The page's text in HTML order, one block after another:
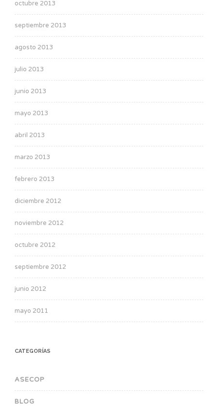
octubre 2013
septiembre 2013
agosto 2013
julio 2013
junio 2013
mayo 2013
abril 2013
marzo 2013
febrero 2013
diciembre 2012
noviembre 2012
octubre 2012
septiembre 2012
junio 2012
mayo 2011
CATEGORÍAS
ASECOP
BLOG